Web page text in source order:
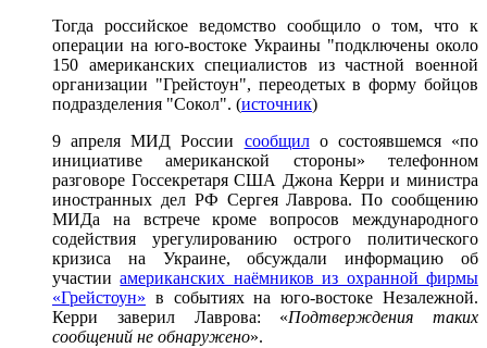
Тогда российское ведомство сообщило о том, что к
операции на юго-востоке Украины "подключены около
150 американских специалистов из частной военной
организации "Грейстоун", переодетых в форму бойцов
подразделения "Сокол". (источник)
9 апреля МИД России сообщило состоявшемся «по
инициативе американской стороны» телефонном
разговоре Госсекретаря США Джона Керри и министра
иностранных дел РФ Сергея Лаврова. По сообщению
МИДа на встрече кроме вопросов международного
содействия урегулированию острого политического
кризиса на Украине, обсуждали информацию об
участииамериканских наёмников из охранной фирмы
«Грейстоун» в событиях на юго-востоке Незалежной.
Керри заверил Лаврова: «Подтверждения таких
сообщений не обнаружено».